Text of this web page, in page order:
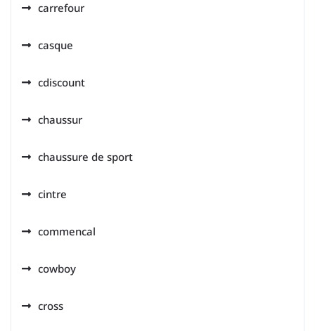
carrefour
casque
cdiscount
chaussur
chaussure de sport
cintre
commencal
cowboy
cross